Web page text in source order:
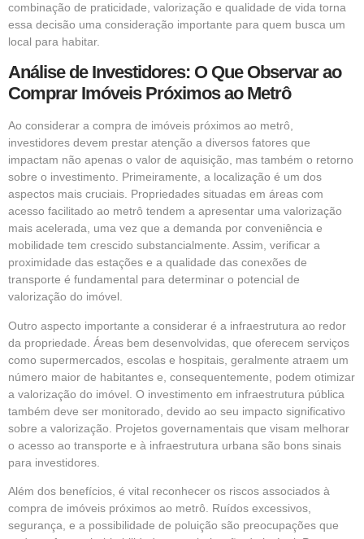
combinação de praticidade, valorização e qualidade de vida torna
essa decisão uma consideração importante para quem busca um
local para habitar.
Análise de Investidores: O Que Observar ao
Comprar Imóveis Próximos ao Metrô
Ao considerar a compra de imóveis próximos ao metrô,
investidores devem prestar atenção a diversos fatores que
impactam não apenas o valor de aquisição, mas também o retorno
sobre o investimento. Primeiramente, a localização é um dos
aspectos mais cruciais. Propriedades situadas em áreas com
acesso facilitado ao metrô tendem a apresentar uma valorização
mais acelerada, uma vez que a demanda por conveniência e
mobilidade tem crescido substancialmente. Assim, verificar a
proximidade das estações e a qualidade das conexões de
transporte é fundamental para determinar o potencial de
valorização do imóvel.
Outro aspecto importante a considerar é a infraestrutura ao redor
da propriedade. Áreas bem desenvolvidas, que oferecem serviços
como supermercados, escolas e hospitais, geralmente atraem um
número maior de habitantes e, consequentemente, podem otimizar
a valorização do imóvel. O investimento em infraestrutura pública
também deve ser monitorado, devido ao seu impacto significativo
sobre a valorização. Projetos governamentais que visam melhorar
o acesso ao transporte e à infraestrutura urbana são bons sinais
para investidores.
Além dos benefícios, é vital reconhecer os riscos associados à
compra de imóveis próximos ao metrô. Ruídos excessivos,
segurança, e a possibilidade de poluição são preocupações que